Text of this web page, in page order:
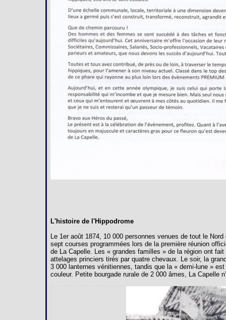
L'histoire de l'Hippodrome
Le 1er août 1874, 10 000 personnes venues de tout le
sept courses programmées lors de la première réunion
de La Capelle. Les « grandes familles » de la région ont
attelages princiers tirés par quatre chevaux. Le soir, la
3 000 lanternes vénitiennes, tandis que la « demi-lune »
couleur. Petite bourgade rurale de 2 000 âmes, La Capelle